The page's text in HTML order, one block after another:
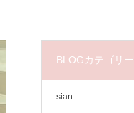
BLOGカテゴリー
sian